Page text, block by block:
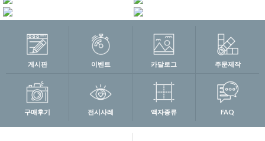
게시판 이벤트 카달로그 주문제작
구매후기 전시사례 액자종류 FAQ